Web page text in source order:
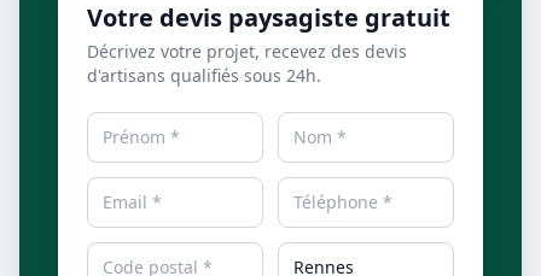
Votre devis paysagiste gratuit
Décrivez votre projet, recevez des devis
d'artisans qualifiés sous 24h.